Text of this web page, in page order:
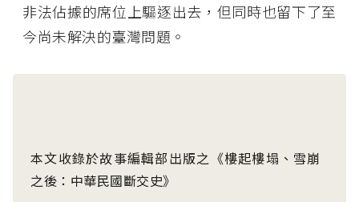
非法佔據的席位上驅逐出去，但同時也留下了至
今尚未解決的臺灣問題。
本文收錄於故事編輯部出版之《樓起樓塌、雪崩
之後：中華民國斷交史》